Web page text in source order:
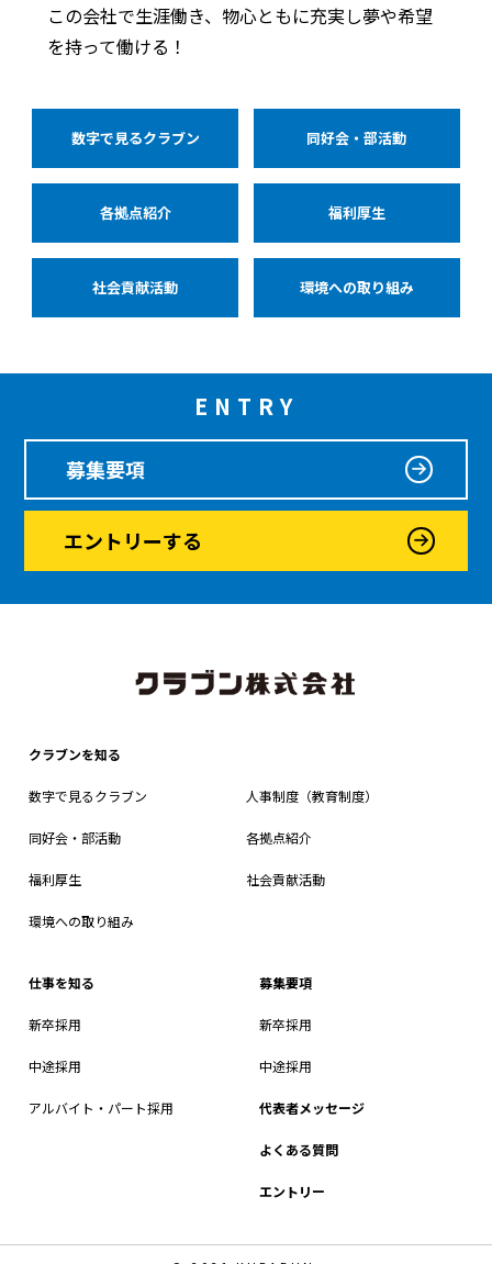
この会社で生涯働き、物心ともに充実し夢や希望
を持って働ける！
数字で見るクラブン 同好会・部活動
各拠点紹介 福利厚生
社会貢献活動 環境への取り組み
ENTRY
募集要項
エントリーする
クラブンを知る
数字で見るクラブン 人事制度（教育制度）
同好会・部活動 各拠点紹介
福利厚生 社会貢献活動
環境への取り組み
仕事を知る
新卒採用
中途採用
アルバイト・パート採用
募集要項
新卒採用
中途採用
代表者メッセージ
よくある質問
エントリー